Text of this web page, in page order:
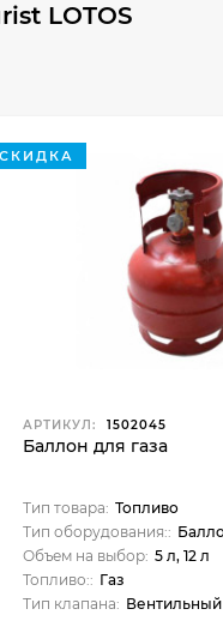
LOTOS
СКИДКА
АРТИКУЛ: 1502045
Баллон для газа
Тип товара: Топливо
Тип оборудования::
Объем на выбор: 5 л, 12 л
Топливо:: Газ
Тип клапана: Вентильный